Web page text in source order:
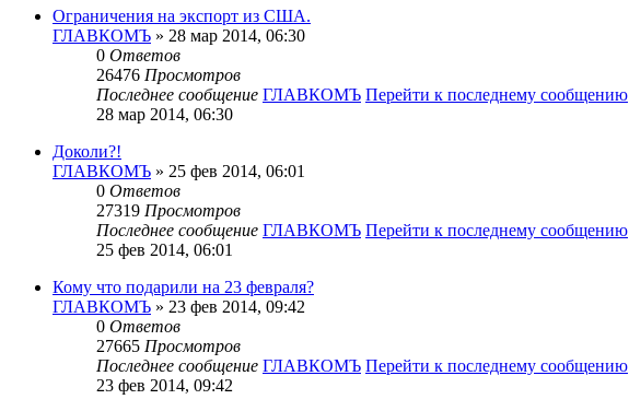
Ограничения на экспорт из США.
ГЛАВКОМЪ » 28 мар 2014, 06:30
0 Ответов
26476 Просмотров
Последнее сообщение ГЛАВКОМЪ Перейти к последнему сообщению
28 мар 2014, 06:30
Доколи?!
ГЛАВКОМЪ » 25 фев 2014, 06:01
0 Ответов
27319 Просмотров
Последнее сообщение ГЛАВКОМЪ Перейти к последнему сообщению
25 фев 2014, 06:01
Кому что подарили на 23 февраля?
ГЛАВКОМЪ » 23 фев 2014, 09:42
0 Ответов
27665 Просмотров
Последнее сообщение ГЛАВКОМЪ Перейти к последнему сообщению
23 фев 2014, 09:42